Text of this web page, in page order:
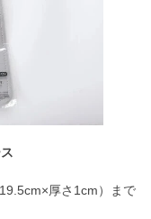
厚さ1cm）まで